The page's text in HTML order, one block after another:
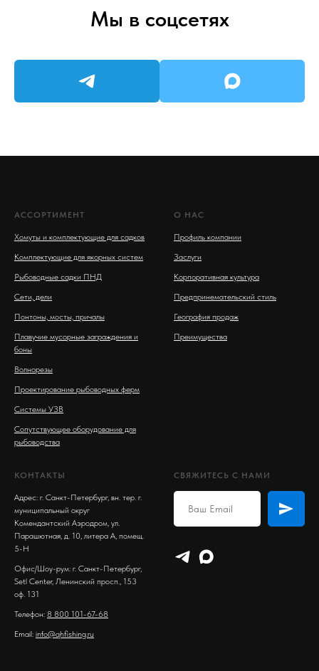
Мы в соцсетях
АССОРТИМЕНТ
Хомуты и комплектующие для садков
Комплектующие для якорных систем
Рыбоводные садки ПНД
Сети, дели
Понтоны, мосты, причалы
Плавучие мусорные заграждения и
боны
Волнорезы
Проектирование рыбоводных ферм
Системы УЗВ
Сопутствующее оборудование для
рыбоводства
О НАС
Профиль компании
Заслуги
Корпоративная культура
Предпринемательский стиль
География продаж
Преимущества
КОНТАКТЫ
Адрес: г. Санкт-Петербург, вн. тер. г.
муниципальный округ
Комендантский Аэродром, ул.
Парашютная, д. 10, литера А, помещ.
5-Н
Офис/Шоу-рум: г. Санкт-Петербург,
Setl Center, Ленинский просп., 153
оф. 131
Телефон: 8 800 101-67-68
Email: info@qhfishing.ru
СВЯЖИТЕСЬ С НАМИ